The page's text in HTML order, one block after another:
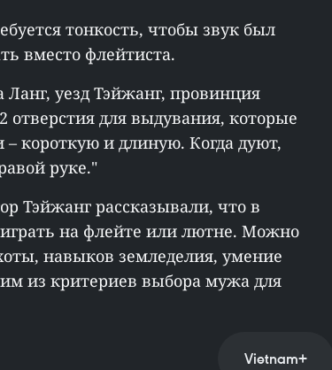
тонкость, чтобы звук был
вместо флейтиста.
уезд Тэйжанг, провинция
отверстия для выдувания, которые
– короткую и длиную. Когда дуют,
руке."
Тэйжанг рассказывали, что в
на флейте или лютне. Можно
навыков земледелия, умение
из критериев выбора мужа для
Vietnam+